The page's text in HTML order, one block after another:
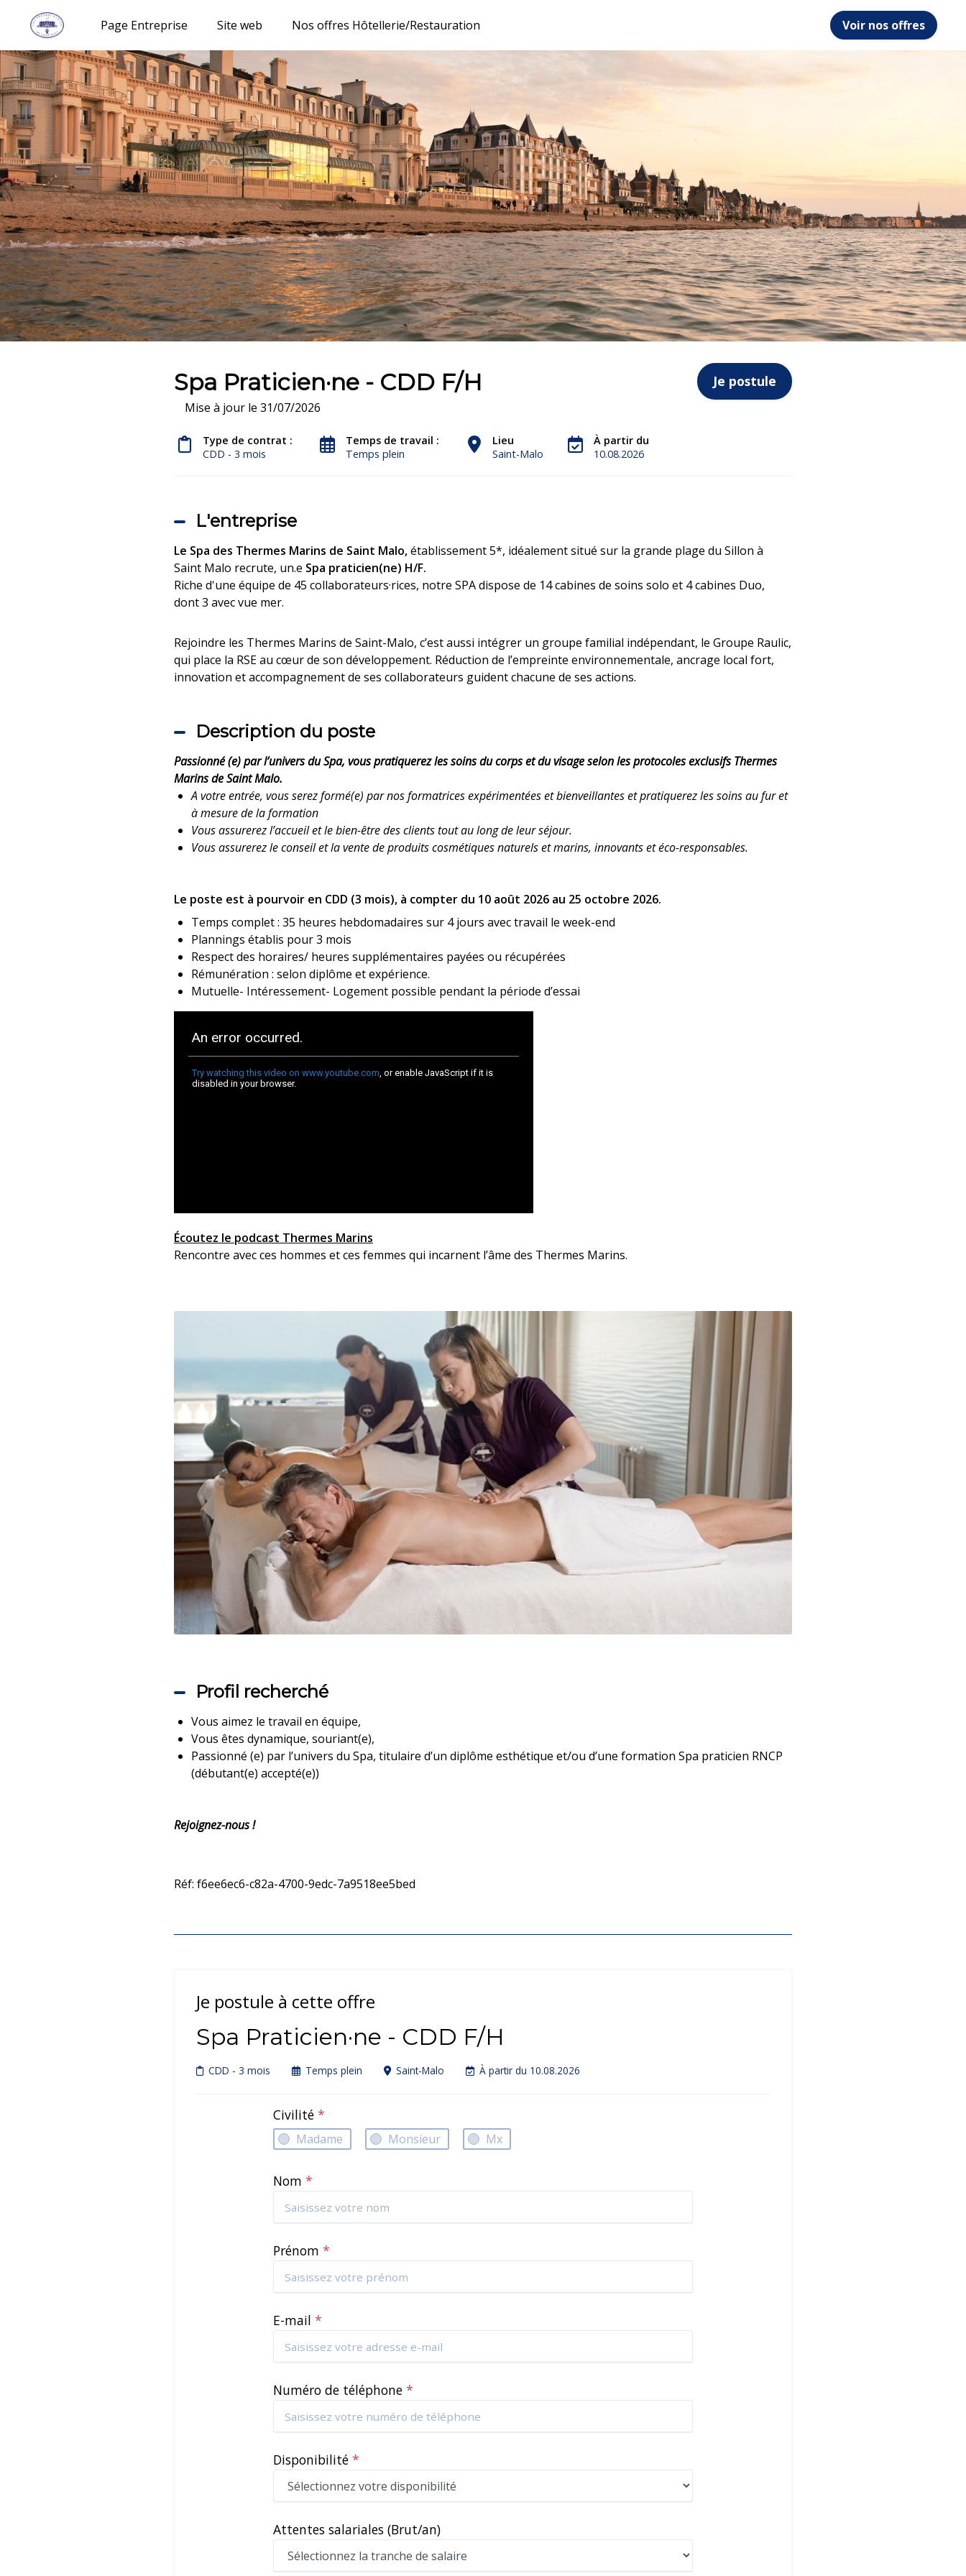
Page Entreprise Site web Nos offres Hôtellerie/Restauration Voir nos offres
Spa Praticien·ne - CDD F/H Je postule
Mise à jour le 31/07/2026
Type de contrat :
CDD - 3 mois
Temps de travail :
Temps plein
Lieu
Saint-Malo
À partir du
10.08.2026
L'entreprise
Le Spa des Thermes Marins de Saint Malo,établissement 5*, idéalement situé sur la grande plage du Sillon à
Saint Malo recrute, un.e Spa praticien(ne) H/F.
Riche d'une équipe de 45 collaborateurs·rices, notre SPA dispose de 14 cabines de soins solo et 4 cabines Duo,
dont 3 avec vue mer.
Rejoindre les Thermes Marins de Saint-Malo, c’est aussi intégrer un groupe familial indépendant, le Groupe Raulic,
qui place la RSE au cœur de son développement. Réduction de l’empreinte environnementale, ancrage local fort,
innovation et accompagnement de ses collaborateurs guident chacune de ses actions.
Description du poste
Passionné (e) par l’univers du Spa, vous pratiquerez les soins du corps et du visage selon les protocoles exclusifs Thermes
Marins de Saint Malo.
A votre entrée, vous serez formé(e) par nos formatrices expérimentées et bienveillantes et pratiquerez les soins au fur et
à mesure de la formation
Vous assurerez l’accueil et le bien-être des clients tout au long de leur séjour.
Vous assurerez le conseil et la vente de produits cosmétiques naturels et marins, innovants et éco-responsables.
Le poste est à pourvoir en CDD (3 mois), à compter du 10 août 2026 au 25 octobre 2026.
Temps complet : 35 heures hebdomadaires sur 4 jours avec travail le week-end
Plannings établis pour 3 mois
Respect des horaires/ heures supplémentaires payées ou récupérées
Rémunération : selon diplôme et expérience.
Mutuelle- Intéressement- Logement possible pendant la période d’essai
Écoutez le podcast Thermes Marins
Rencontre avec ces hommes et ces femmes qui incarnent l’âme des Thermes Marins.
Profil recherché
Vous aimez le travail en équipe,
Vous êtes dynamique, souriant(e),
Passionné (e) par l’univers du Spa, titulaire d’un diplôme esthétique et/ou d’une formation Spa praticien RNCP
(débutant(e) accepté(e))
Rejoignez-nous !
Réf: f6ee6ec6-c82a-4700-9edc-7a9518ee5bed
Je postule à cette offre
Spa Praticien·ne - CDD F/H
CDD - 3 mois Temps plein Saint-Malo À partir du 10.08.2026
Civilité*
Madame Monsieur Mx
Nom*
Prénom*
E-mail*
Numéro de téléphone*
Disponibilité*
Attentes salariales(Brut/an)